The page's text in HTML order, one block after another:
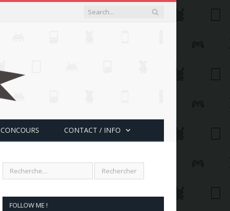
CONCOURS CONTACT / INFO
FOLLOW ME !